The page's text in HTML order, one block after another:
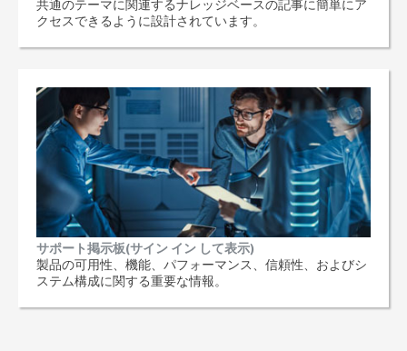
共通のテーマに関連するナレッジベースの記事に簡単にア
クセスできるように設計されています。
サポート掲示板(サイン イン して表示)
製品の可用性、機能、パフォーマンス、信頼性、およびシ
ステム構成に関する重要な情報。